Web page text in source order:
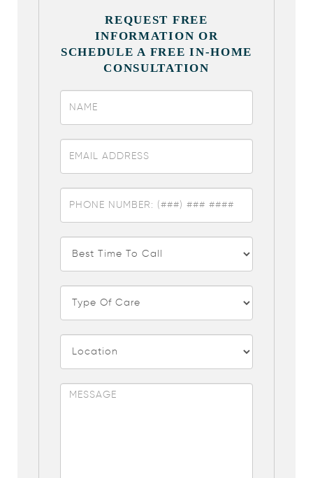
REQUEST FREE
INFORMATION OR
SCHEDULE A FREE IN-HOME
CONSULTATION